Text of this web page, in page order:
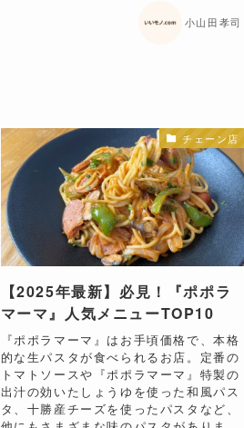
小山田孝司
チェーン店
【2025年最新】必見！『ポポラ
マーマ』人気メニューTOP10
『ポポラマーマ』はお手頃価格で、本格
的な生パスタが食べられるお店。定番の
トマトソースや『ポポラマーマ』特製の
出汁の効いたしょうゆを使った和風パス
タ、十勝産チーズを使ったパスタなど、